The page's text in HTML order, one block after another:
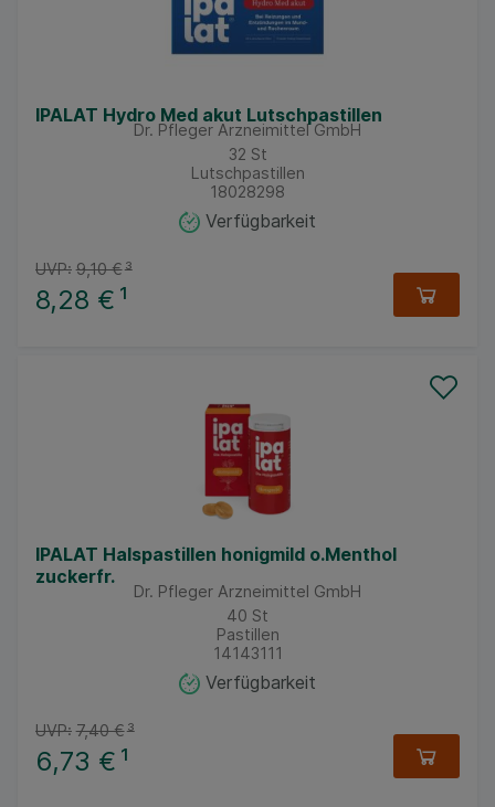
IPALAT Hydro Med akut Lutschpastillen
Dr. Pfleger Arzneimittel GmbH
32 St
Lutschpastillen
18028298
Verfügbarkeit
8,28 € ¹
UVP: 9,10 €³
IPALAT Halspastillen honigmild o.Menthol
zuckerfr.
Dr. Pfleger Arzneimittel GmbH
40 St
Pastillen
14143111
Verfügbarkeit
6,73 € ¹
UVP: 7,40 €³